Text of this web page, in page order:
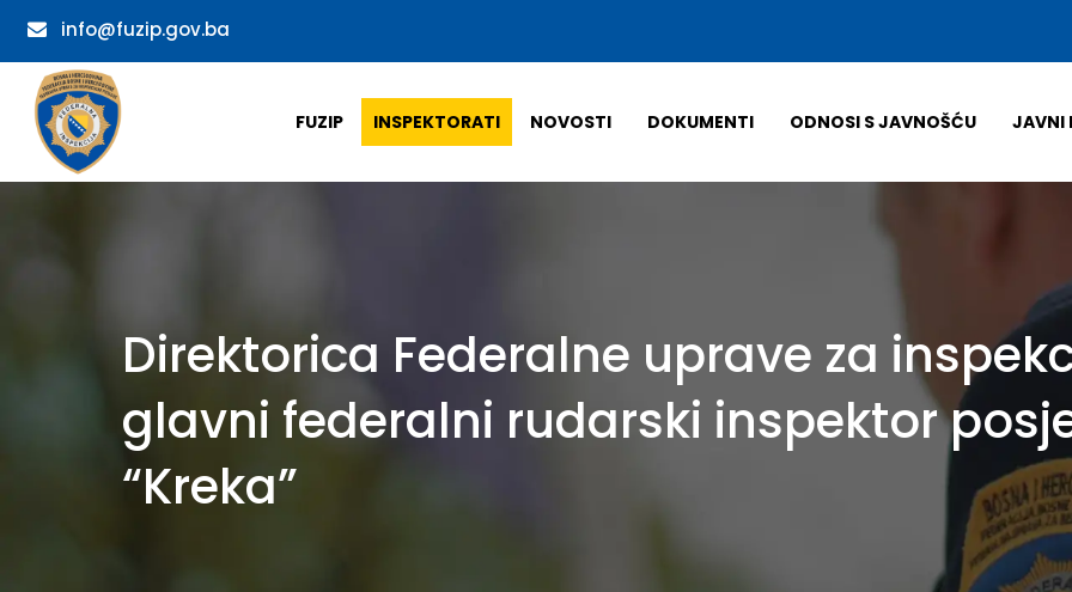
info@fuzip.gov.ba
FUZIP INSPEKTORATI NOVOSTI DOKUMENTI ODNOSI S JAVNOŠĆU JAVNI
Direktorica Federalne uprave za
glavni federalni rudarski inspektor
“Kreka”